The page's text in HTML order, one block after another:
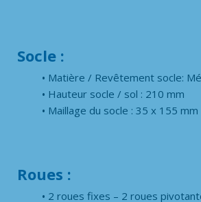
Socle :
Matière / Revêtement socle:
Hauteur socle / sol : 210 mm
Maillage du socle : 35 x 155 mm
Roues :
2 roues fixes – 2 roues